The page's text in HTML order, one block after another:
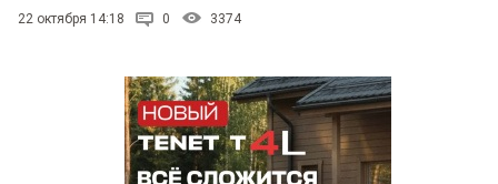
22 октября 14:18 0 3374